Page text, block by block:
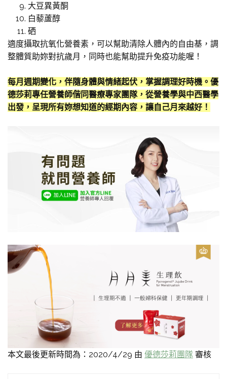
大豆異黃酮
白藜蘆醇
硒
適度攝取抗氧化營養素，可以幫助清除人體內的自由基，調
整體質助妳對抗歲月，同時也能幫助提升免疫功能喔！
每月週期變化，伴隨身體與情緒起伏，掌握調理好時機。優
德莎莉專任營養師偕同醫療專家團隊，從營養學與中西醫學
出發，呈現所有妳想知道的經期內容，讓自己月來越好！
本文最後更新時間為：2020/4/29 由 優德莎莉團隊 審核